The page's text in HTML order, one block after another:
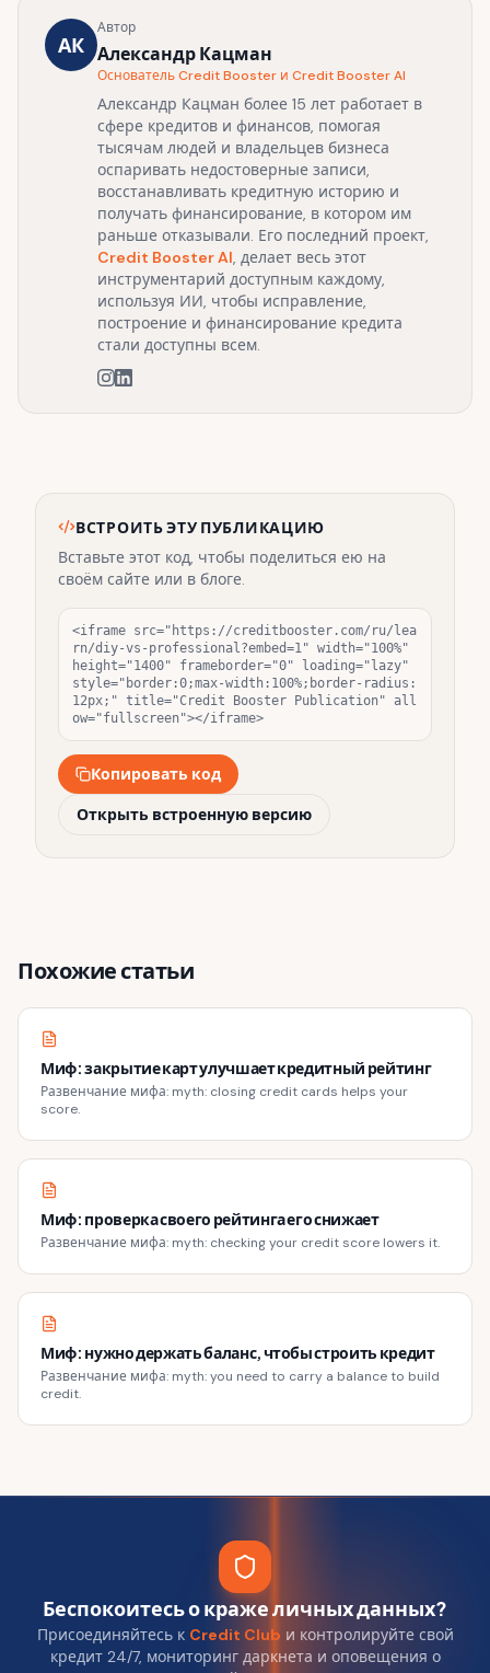
АК
Автор
Александр Кацман
Основатель Credit Booster и Credit Booster AI
Александр Кацман более 15 лет работает в
сфере кредитов и финансов, помогая
тысячам людей и владельцев бизнеса
оспаривать недостоверные записи,
восстанавливать кредитную историю и
получать финансирование, в котором им
раньше отказывали. Его последний проект,
Credit Booster AI, делает весь этот
инструментарий доступным каждому,
используя ИИ, чтобы исправление,
построение и финансирование кредита
стали доступны всем.
ВСТРОИТЬ ЭТУ ПУБЛИКАЦИЮ
Вставьте этот код, чтобы поделиться ею на
своём сайте или в блоге.
<iframe src="https://creditbooster.com/ru/lea
rn/diy-vs-professional?embed=1" width="100%"
height="1400" frameborder="0" loading="lazy"
style="border:0;max-width:100%;border-radius:
12px;" title="Credit Booster Publication" all
ow="fullscreen"></iframe>
Копировать код
Открыть встроенную версию
Похожие статьи
Миф: закрытие карт улучшает кредитный рейтинг
Развенчание мифа: myth: closing credit cards helps your
score.
Миф: проверка своего рейтинга его снижает
Развенчание мифа: myth: checking your credit score lowers it.
Миф: нужно держать баланс, чтобы строить кредит
Развенчание мифа: myth: you need to carry a balance to build
credit.
Беспокоитесь о краже личных данных?
Присоединяйтесь к Credit Club и контролируйте свой
кредит 24/7, мониторинг даркнета и оповещения о